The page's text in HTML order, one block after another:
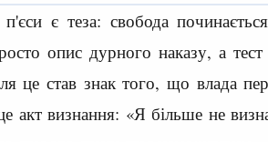
є теза: свобода
опис дурного наказу, а тест
це став знак того, що влада
акт визнання: «Я більше не